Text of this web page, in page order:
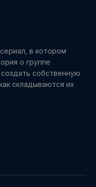
в котором
о группе
собственную
складываются их